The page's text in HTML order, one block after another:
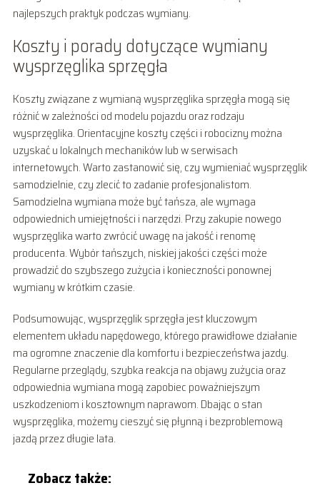
najlepszych praktyk podczas wymiany.
Koszty i porady dotyczące wymiany
wysprzęglika sprzęgła
Koszty związane z wymianą wysprzęglika sprzęgła mogą się
różnić w zależności od modelu pojazdu oraz rodzaju
wysprzęglika. Orientacyjne koszty części i robocizny można
uzyskać u lokalnych mechaników lub w serwisach
internetowych. Warto zastanowić się, czy wymieniać wysprzęglik
samodzielnie, czy zlecić to zadanie profesjonalistom.
Samodzielna wymiana może być tańsza, ale wymaga
odpowiednich umiejętności i narzędzi. Przy zakupie nowego
wysprzęglika warto zwrócić uwagę na jakość i renomę
producenta. Wybór tańszych, niskiej jakości części może
prowadzić do szybszego zużycia i konieczności ponownej
wymiany w krótkim czasie.
Podsumowując, wysprzęglik sprzęgła jest kluczowym
elementem układu napędowego, którego prawidłowe działanie
ma ogromne znaczenie dla komfortu i bezpieczeństwa jazdy.
Regularne przeglądy, szybka reakcja na objawy zużycia oraz
odpowiednia wymiana mogą zapobiec poważniejszym
uszkodzeniom i kosztownym naprawom. Dbając o stan
wysprzęglika, możemy cieszyć się płynną i bezproblemową
jazdą przez długie lata.
Zobacz także: